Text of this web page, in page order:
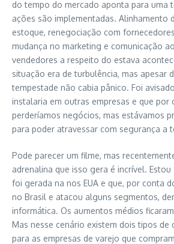
do tempo do mercado aponta para uma
ações são implementadas. Alinhamento
estoque, renegociação com
mudança no marketing e comunicação
vendedores a respeito do estava
situação era de turbulência, mas apesar
tempestade não cabia pânico. Foi
instalaria em outras empresas e que por
perderíamos negócios, mas estávamos
para poder atravessar com segurança a
Pode parecer um filme, mas
adrenalina que isso gera é incrível.
foi gerada na nos EUA e que, por conta
no Brasil e atacou alguns segmentos,
informática. Os aumentos médios
Mas nesse cenário existem dois tipos de
para as empresas de varejo que